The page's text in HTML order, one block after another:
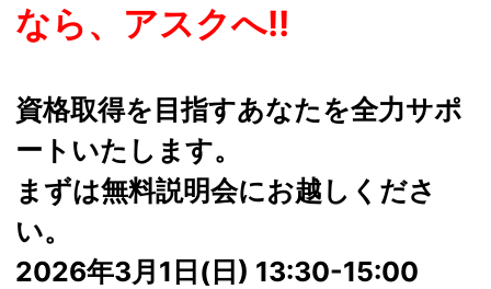
なら、アスクへ!!
資格取得を目指すあなたを全力サポ
ートいたします。
まずは無料説明会にお越しくださ
い。
2026年3月1日(日) 13:30-15:00